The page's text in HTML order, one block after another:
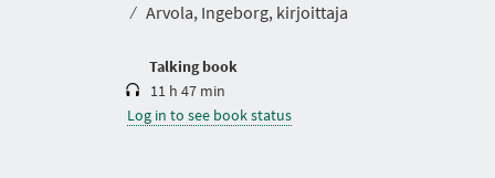
⁄ Arvola, Ingeborg, kirjoittaja
Talking book
i
11 h 47 min
Log in to see book status